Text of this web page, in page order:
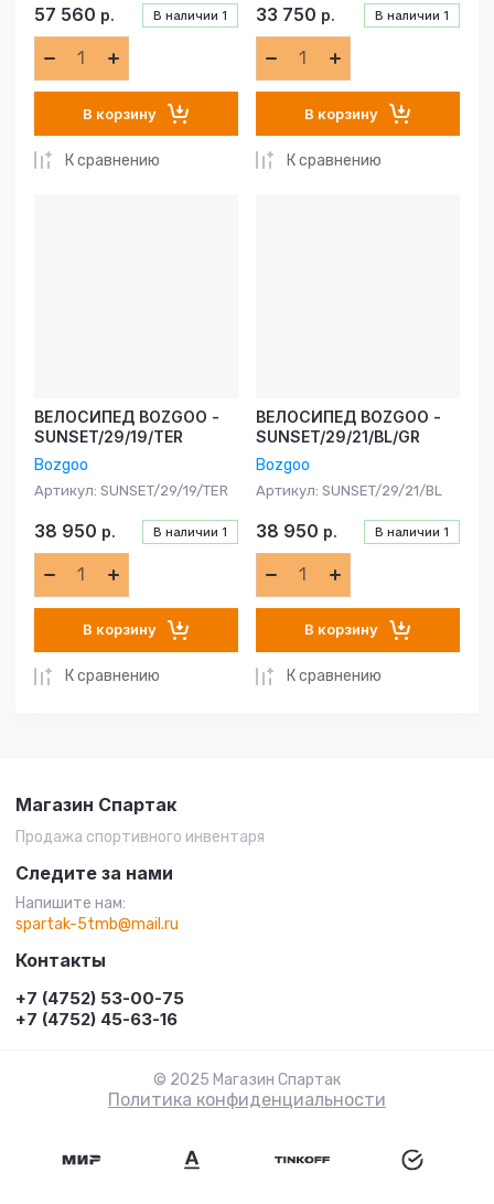
В наличии 1
57 560 р.
В корзину
К сравнению
В наличии 1
33 750 р.
В корзину
К сравнению
ВЕЛОСИПЕД BOZGOO -
SUNSET/29/19/TER
Bozgoo
Артикул: SUNSET/29/19/TER
В наличии 1
38 950 р.
В корзину
К сравнению
ВЕЛОСИПЕД BOZGOO -
SUNSET/29/21/BL/GR
Bozgoo
Артикул: SUNSET/29/21/BL
В наличии 1
38 950 р.
В корзину
К сравнению
Магазин Спартак
Продажа спортивного инвентаря
Следите за нами
Напишите нам:
spartak-5tmb@mail.ru
Контакты
+7 (4752) 53-00-75
+7 (4752) 45-63-16
© 2025 Магазин Спартак
Политика конфиденциальности